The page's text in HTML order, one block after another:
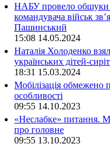
НАБУ провело обшуки
командувача військ
Пашинський
15:08 14.05.2024
Наталія Холоденко
українських дітей-сиріт
18:31 15.03.2024
Мобілізація обмежено
особливості
09:55 14.10.2023
«Неслабке» питання.
про головне
09:55 13.10.2023